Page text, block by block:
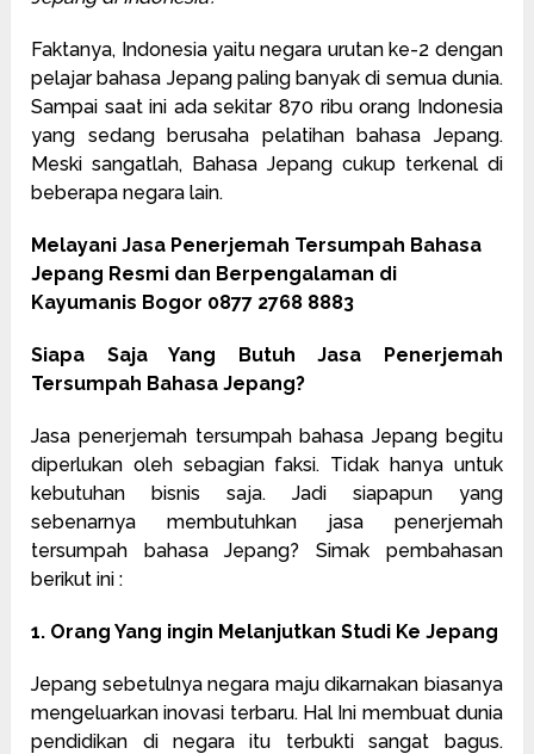
Faktanya, Indonesia yaitu negara urutan ke-2 dengan
pelajar bahasa Jepang paling banyak di semua dunia.
Sampai saat ini ada sekitar 870 ribu orang Indonesia
yang sedang berusaha pelatihan bahasa Jepang.
Meski sangatlah, Bahasa Jepang cukup terkenal di
beberapa negara lain.
Melayani Jasa Penerjemah Tersumpah Bahasa
Jepang Resmi dan Berpengalaman di
Kayumanis Bogor 0877 2768 8883
Siapa Saja Yang Butuh Jasa Penerjemah
Tersumpah Bahasa Jepang?
Jasa penerjemah tersumpah bahasa Jepang begitu
diperlukan oleh sebagian faksi. Tidak hanya untuk
kebutuhan bisnis saja. Jadi siapapun yang
sebenarnya membutuhkan jasa penerjemah
tersumpah bahasa Jepang? Simak pembahasan
berikut ini :
1. Orang Yang ingin Melanjutkan Studi Ke Jepang
Jepang sebetulnya negara maju dikarnakan biasanya
mengeluarkan inovasi terbaru. Hal Ini membuat dunia
pendidikan di negara itu terbukti sangat bagus.